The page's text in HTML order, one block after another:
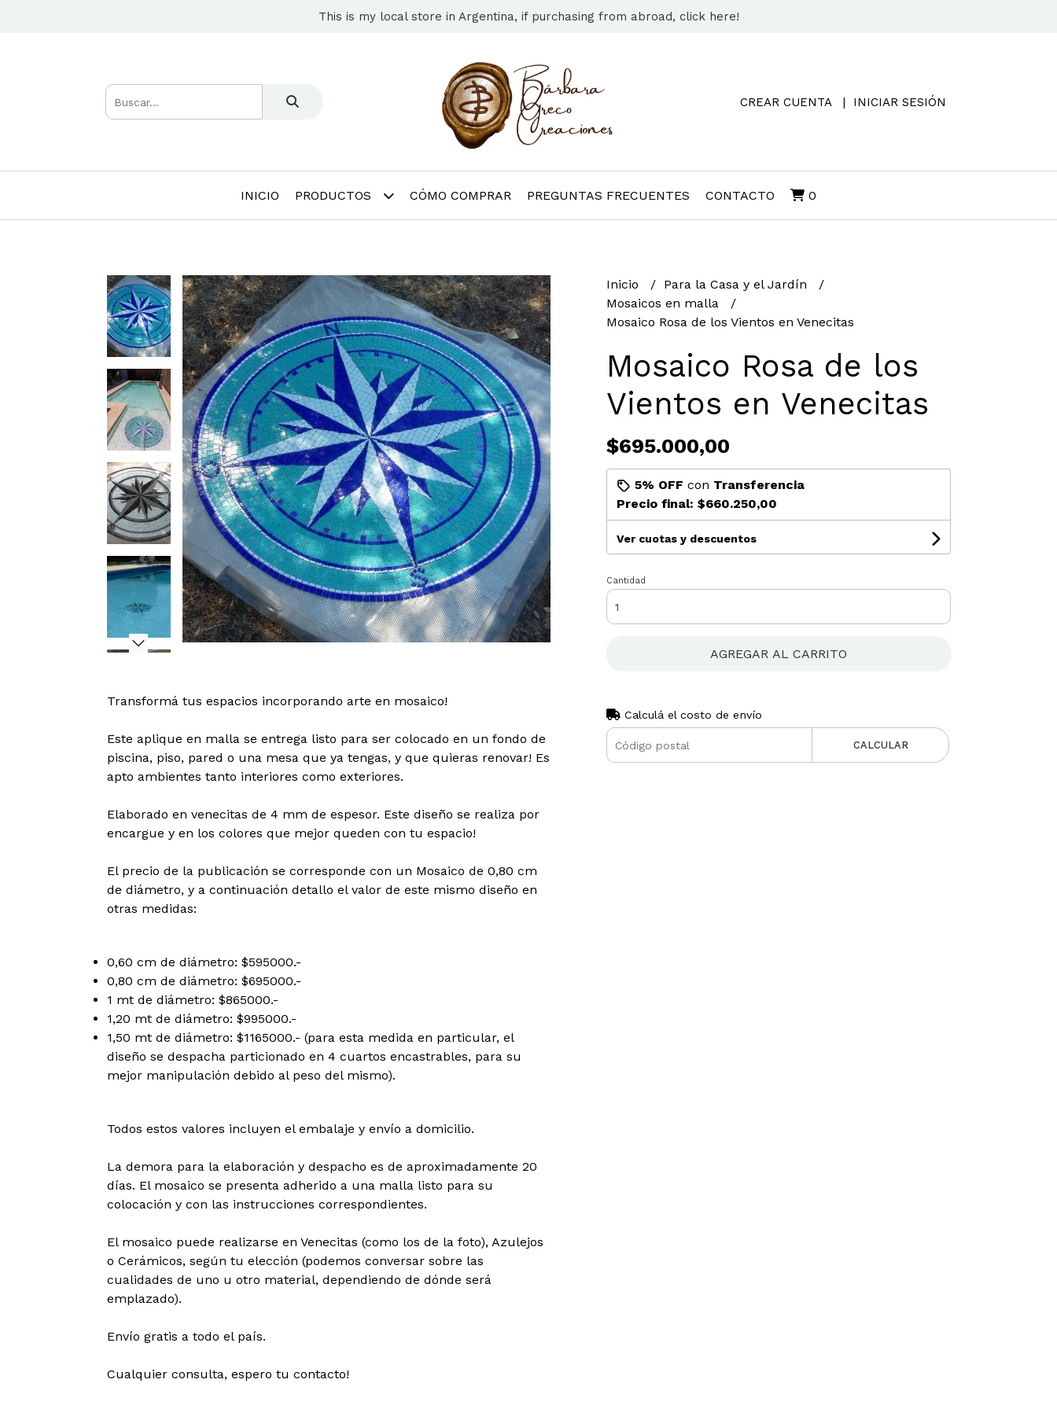
This is my local store in Argentina, if purchasing from abroad, click here!
CREAR CUENTA INICIAR SESIÓN
INICIO PRODUCTOS CÓMO COMPRAR PREGUNTAS FRECUENTES CONTACTO 0
Transformá tus espacios incorporando arte en mosaico!
Este aplique en malla se entrega listo para ser colocado en un fondo de
piscina, piso, pared o una mesa que ya tengas, y que quieras renovar! Es
apto ambientes tanto interiores como exteriores.
Elaborado en venecitas de 4 mm de espesor. Este diseño se realiza por
encargue y en los colores que mejor queden con tu espacio!
El precio de la publicación se corresponde con un Mosaico de 0,80 cm
de diámetro, y a continuación detallo el valor de este mismo diseño en
otras medidas:
0,60 cm de diámetro: $595000.-
0,80 cm de diámetro: $695000.-
1 mt de diámetro: $865000.-
1,20 mt de diámetro: $995000.-
1,50 mt de diámetro: $1165000.- (para esta medida en particular, el
diseño se despacha particionado en 4 cuartos encastrables, para su
mejor manipulación debido al peso del mismo).
Todos estos valores incluyen el embalaje y envío a domicilio.
La demora para la elaboración y despacho es de aproximadamente 20
días. El mosaico se presenta adherido a una malla listo para su
colocación y con las instrucciones correspondientes.
El mosaico puede realizarse en Venecitas (como los de la foto), Azulejos
o Cerámicos, según tu elección (podemos conversar sobre las
cualidades de uno u otro material, dependiendo de dónde será
emplazado).
Envío gratis a todo el país.
Cualquier consulta, espero tu contacto!
Inicio
Para la Casa y el Jardín
Mosaicos en malla
Mosaico Rosa de los Vientos en Venecitas
Mosaico Rosa de los
Vientos en Venecitas
$695.000,00
5% OFF con Transferencia
Precio final: $660.250,00
Ver cuotas y descuentos
Cantidad
AGREGAR AL CARRITO
Calculá el costo de envío
CALCULAR